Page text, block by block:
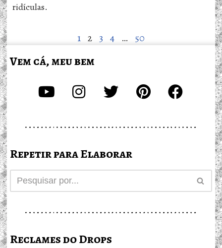
ridículas.
1 2 3 4 … 50
Vem cá, meu bem
Repetir para Elaborar
Reclames do Drops